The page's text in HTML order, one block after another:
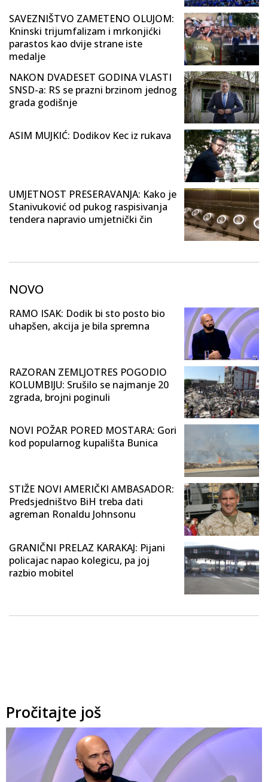
SAVEZNIŠTVO ZAMETENO OLUJOM:
Kninski trijumfalizam i mrkonjićki
parastos kao dvije strane iste
medalje
NAKON DVADESET GODINA VLASTI
SNSD-a: RS se prazni brzinom jednog
grada godišnje
ASIM MUJKIĆ: Dodikov Kec iz rukava
UMJETNOST PRESERAVANJA: Kako je
Stanivuković od pukog raspisivanja
tendera napravio umjetnički čin
NOVO
RAMO ISAK: Dodik bi sto posto bio
uhapšen, akcija je bila spremna
RAZORAN ZEMLJOTRES POGODIO
KOLUMBIJU: Srušilo se najmanje 20
zgrada, brojni poginuli
NOVI POŽAR PORED MOSTARA: Gori
kod popularnog kupališta Bunica
STIŽE NOVI AMERIČKI AMBASADOR:
Predsjedništvo BiH treba dati
agreman Ronaldu Johnsonu
GRANIČNI PRELAZ KARAKAJ: Pijani
policajac napao kolegicu, pa joj
razbio mobitel
Pročitajte još